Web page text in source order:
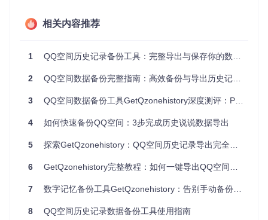
完整数据捕获 ：不仅备份说说正文，还包括发布时间、地
理位置、图片资源及互动数据（评论、点赞）等元信息，
工具主要功能模块包括：
LoginUtil：基于二维码的安全登录系统，避免密码输入风
RequestUtil：智能请求调度系统，根据网络状况动态调整
GetAllMomentsUtil：说说内容解析引擎，支持分页数据自
动拼接
ToolsUtil
：数据格式化工具，提供多格式输出支持
相关内容推荐
1 QQ空间历史记录备份工具：完整导出与保存你的数字记忆
2 QQ空间数据备份完整指南：高效备份与导出历史记录的实用工具
3 QQ空间数据备份工具GetQzonehistory深度测评：Python爬虫实战与完整使用指南
4 如何快速备份QQ空间：3步完成历史说说数据导出
5 探索GetQzonehistory：QQ空间历史记录导出完全指南
6 GetQzonehistory完整教程：如何一键导出QQ空间所有历史说说
7 数字记忆备份工具GetQzonehistory：告别手动备份社交媒体数据的全新解决方案
8 QQ空间历史记录数据备份工具使用指南